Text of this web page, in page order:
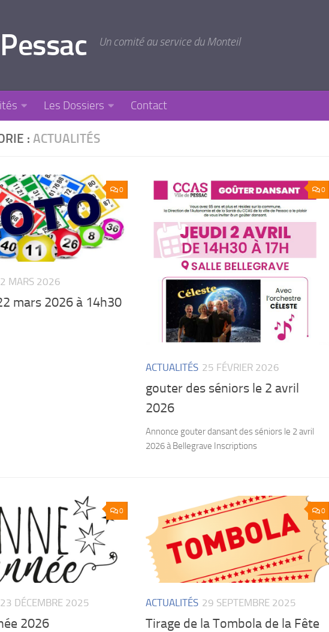
Un comité au service du Monteil
Les Dossiers Contact
: ACTUALITÉS
0
2 MARS 2026
mars 2026 à 14h30
0
ACTUALITÉS 25 FÉVRIER 2026
gouter des séniors le 2 avril
2026
Annonce gouter dansant des séniors le 2 avril
2026 à Bellegrave Inscriptions
0
23 DÉCEMBRE 2025
2026
0
ACTUALITÉS 29 SEPTEMBRE 2025
Tirage de la Tombola de la Fête